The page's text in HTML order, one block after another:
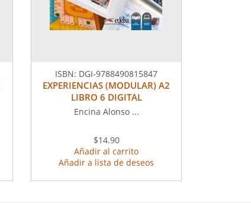
ISBN: DGI-9788490815847
EXPERIENCIAS (MODULAR) A2
LIBRO 6 DIGITAL
Encina Alonso ...
$14.90
Añadir al carrito
Añadir a lista de deseos